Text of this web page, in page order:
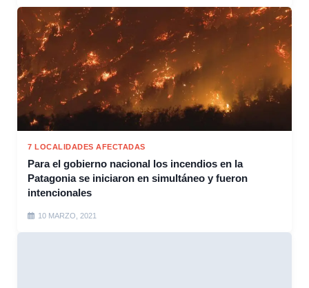
7 LOCALIDADES AFECTADAS
Para el gobierno nacional los incendios en la
Patagonia se iniciaron en simultáneo y fueron
intencionales
10 MARZO, 2021